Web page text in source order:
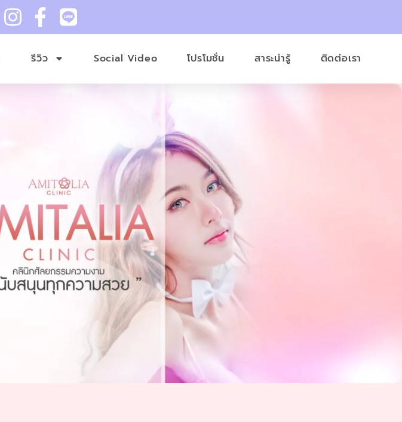
รีวิว Social Video โปรโมชั่น สาระน่ารู้ ติดต่อเรา